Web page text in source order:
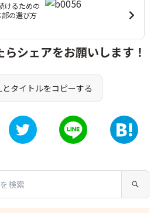
けるための
の選び方
シェアをお願いします！
タイトルをコピーする